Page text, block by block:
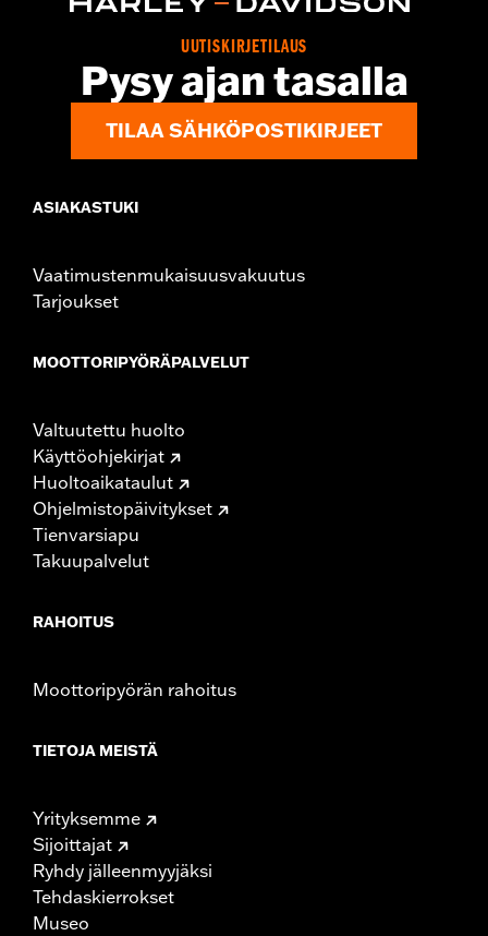
d.com/warrantyfor full details
UUTISKIRJETILAUS
Pysy ajan tasalla
TILAA SÄHKÖPOSTIKIRJEET
ASIAKASTUKI
Vaatimustenmukaisuusvakuutus
Tarjoukset
MOOTTORIPYÖRÄPALVELUT
Valtuutettu huolto
Käyttöohjekirjat
Huoltoaikataulut
Ohjelmistopäivitykset
Tienvarsiapu
Takuupalvelut
RAHOITUS
Moottoripyörän rahoitus
TIETOJA MEISTÄ
Yrityksemme
Sijoittajat
Ryhdy jälleenmyyjäksi
Tehdaskierrokset
Museo